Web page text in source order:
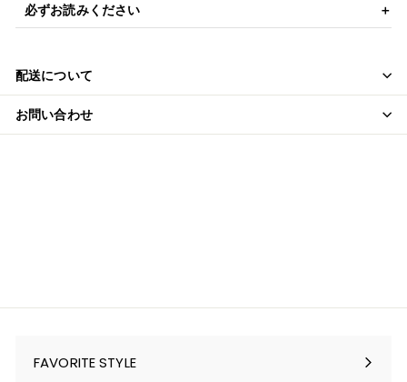
必ずお読みください
配送について
お問い合わせ
FAVORITE STYLE
サ